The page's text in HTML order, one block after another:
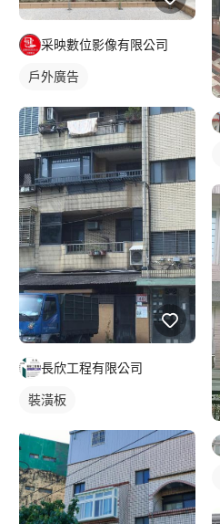
采映數位影像有限公司
戶外廣告
長欣工程有限公司
裝潢板